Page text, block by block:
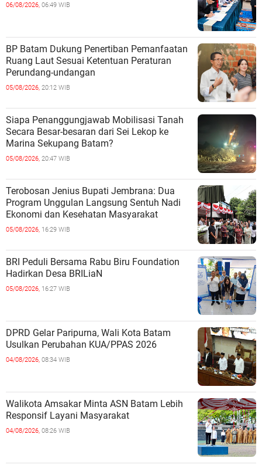
06/08/2026, 06:49 WIB
BP Batam Dukung Penertiban Pemanfaatan
Ruang Laut Sesuai Ketentuan Peraturan
Perundang-undangan
05/08/2026, 20:12 WIB
Siapa Penanggungjawab Mobilisasi Tanah
Secara Besar-besaran dari Sei Lekop ke
Marina Sekupang Batam?
05/08/2026, 20:47 WIB
Terobosan Jenius Bupati Jembrana: Dua
Program Unggulan Langsung Sentuh Nadi
Ekonomi dan Kesehatan Masyarakat
05/08/2026, 16:29 WIB
BRI Peduli Bersama Rabu Biru Foundation
Hadirkan Desa BRILiaN
05/08/2026, 16:27 WIB
DPRD Gelar Paripurna, Wali Kota Batam
Usulkan Perubahan KUA/PPAS 2026
04/08/2026, 08:34 WIB
Walikota Amsakar Minta ASN Batam Lebih
Responsif Layani Masyarakat
04/08/2026, 08:26 WIB